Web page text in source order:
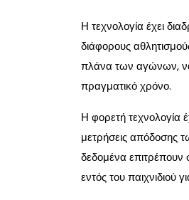
Η τεχνολογία έχει
διάφορους
πλάνα των αγώνων, να
πραγματικό χρόνο.
Η φορετή τεχνολογία
μετρήσεις απόδοσης
δεδομένα
εντός του παιχνιδιού